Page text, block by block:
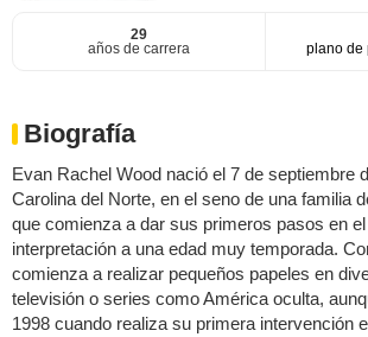
29
años de carrera
plano de
Biografía
Evan Rachel Wood nació el 7 de septiembre
Carolina del Norte, en el seno de una familia
que comienza a dar sus primeros pasos en
interpretación a una edad muy temporada.
comienza a realizar pequeños papeles en
televisión o series como América oculta,
1998 cuando realiza su primera intervención